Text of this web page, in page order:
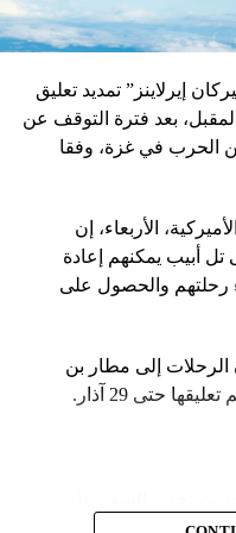
معهم في الرؤية في هذا
أمّا الرهان على تدخّل
الأمر لن يُجدي نفعاً ولن
الحزب، موجّهة ليس فقط
ما عادت في الخط
قررت على ما يبدو
رفضٍ ايراني للتعاون مع
لبنانيا، ما يقلّص
إيرلاينز” تمديد تعليق
بعد فترة التوقف عن
من الحرب في غزة، وفقا
الأربعاء، إن
تل أبيب يمكنهم إعادة
رحلتهم والحصول على
الرحلات إلى مطار بن
حتى 29 آذار.